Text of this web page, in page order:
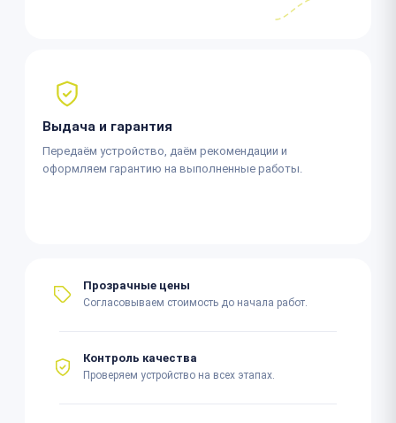
Выдача и гарантия
Передаём устройство, даём рекомендации и
оформляем гарантию на выполненные работы.
Прозрачные цены
Согласовываем стоимость до начала работ.
Контроль качества
Проверяем устройство на всех этапах.